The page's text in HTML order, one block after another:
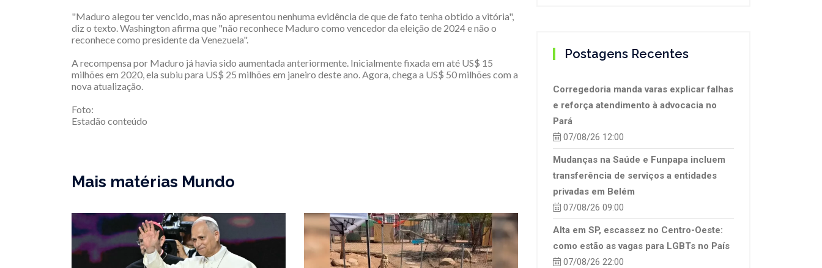
"Maduro alegou ter vencido, mas não apresentou nenhuma evidência de que de fato tenha obtido a vitória",
diz o texto. Washington afirma que "não reconhece Maduro como vencedor da eleição de 2024 e não o
reconhece como presidente da Venezuela".
A recompensa por Maduro já havia sido aumentada anteriormente. Inicialmente fixada em até US$ 15
milhões em 2020, ela subiu para US$ 25 milhões em janeiro deste ano. Agora, chega a US$ 50 milhões com a
nova atualização.
Foto:
Estadão conteúdo
Mais matérias Mundo
Postagens Recentes
Corregedoria manda varas explicar falhas
e reforça atendimento à advocacia no
Pará
07/08/26 12:00
Mudanças na Saúde e Funpapa incluem
transferência de serviços a entidades
privadas em Belém
07/08/26 09:00
Alta em SP, escassez no Centro-Oeste:
como estão as vagas para LGBTs no País
07/08/26 22:00